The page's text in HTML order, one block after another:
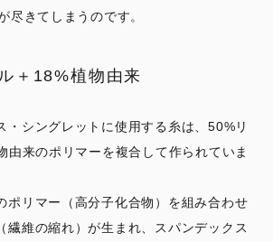
尽きてしまうのです。
＋18%植物由来
・シングレットに使用する糸は、50%リ
由来のポリマーを複合して作られていま
ポリマー（高分子化合物）を組み合わせ
繊維の縮れ）が生まれ、スパンデックス